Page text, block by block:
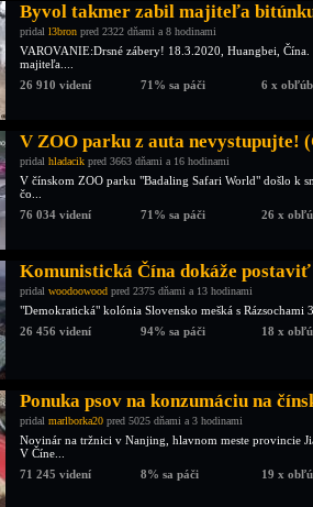
Byvol takmer zabil majiteľa
pridal l3bron pred 2322 dňami a 8 hodinami
VAROVANIE:Drsné zábery! 18.3.2020, Huangbei,
majiteľa....
26 910 videní
71% sa páči 6 x
V ZOO parku z auta nevystupujte!
pridal hladacik pred 3663 dňami a 16 hodinami
V čínskom ZOO parku "Badaling Safari World" došlo k
čo...
76 034 videní
71% sa páči 26 x
Komunistická Čína dokáže postaviť
pridal woodoowood pred 2375 dňami a 13 hodinami
"Demokratická" kolónia Slovensko mešká s
26 456 videní
94% sa páči 18 x
Ponuka psov na konzumáciu na
pridal marlborka20 pred 5025 dňami a 3 hodinami
Novinár na tržnici v Nanjing, hlavnom meste provincie
V Číne...
71 245 videní
8% sa páči 19 x